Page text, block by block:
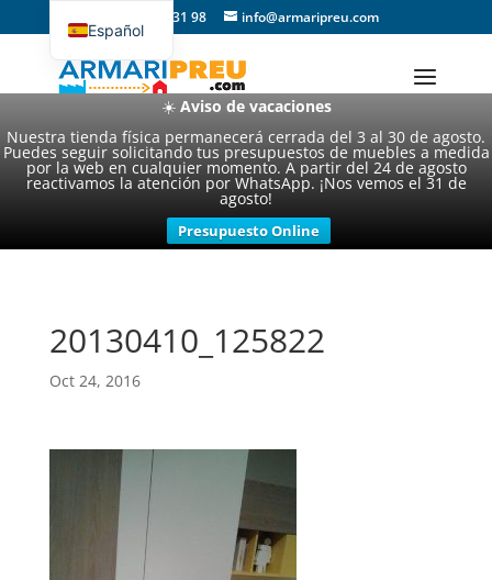
☀️ Aviso de vacaciones
Nuestra tienda física permanecerá cerrada del 3 al 30 de agosto.
Puedes seguir solicitando tus presupuestos de muebles a medida
por la web en cualquier momento. A partir del 24 de agosto
reactivamos la atención por WhatsApp. ¡Nos vemos el 31 de
agosto!
Presupuesto Online
93 357 31 98 info@armaripreu.com
20130410_125822
Oct 24, 2016
Español
Català